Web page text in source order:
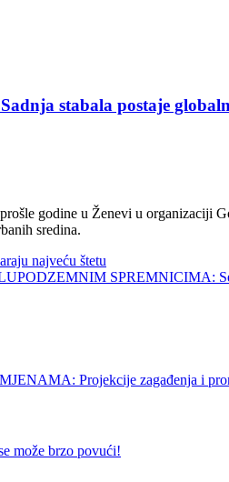
stabala postaje
godine u Ženevi u
sredina.
najveću štetu
SPREMNICIMA:
Projekcije zagađenja i
može brzo povući!